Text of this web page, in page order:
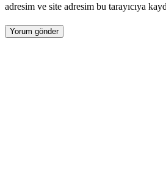
adresim ve site adresim bu tarayıcıya